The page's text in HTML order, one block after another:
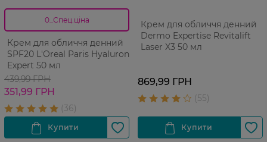
0_Спец.ціна
Крем для обличчя денний
SPF20 L'Oreal Paris Hyaluron
Expert 50 мл
439,99 ГРН
351,99 ГРН
Крем для обличчя денний
Dermo Expertise Revitalift
Laser X3 50 мл
869,99 ГРН